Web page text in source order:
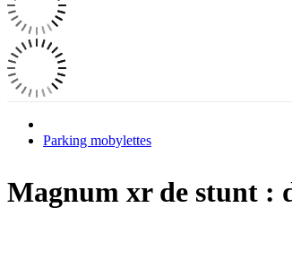
Parking mobylettes
Magnum xr de stunt :